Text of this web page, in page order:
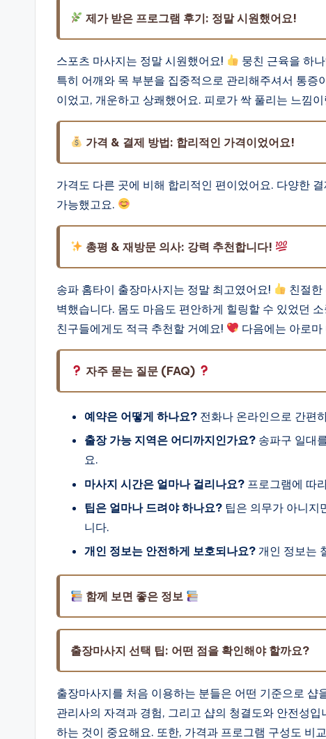
제가 받은 프로그램 후기: 정말 시원했어요!
스포츠 마사지는 정말 시원했어요!
뭉친 근육을 하
특히 어깨와 목 부분을 집중적으로 관리해주셔서 통
이었고, 개운하고 상쾌했어요. 피로가 싹 풀리는 느낌
가격 & 결제 방법: 합리적인 가격이었어요!
가격도 다른 곳에 비해 합리적인 편이었어요. 다양한
가능했고요.
총평 & 재방문 의사: 강력 추천합니다!
송파 홈타이 출장마사지는 정말 최고였어요!
친절한
벽했습니다. 몸도 마음도 편안하게 힐링할 수 있었던
친구들에게도 적극 추천할 거예요!
다음에는 아로
자주 묻는 질문 (FAQ)
예약은 어떻게 하나요? 전화나 온라인으로 간편
출장 가능 지역은 어디까지인가요? 송파구 일대
요.
마사지 시간은 얼마나 걸리나요? 프로그램에 따
팁은 얼마나 드려야 하나요? 팁은 의무가 아니지
니다.
개인 정보는 안전하게 보호되나요? 개인 정보는
함께 보면 좋은 정보
출장마사지 선택 팁: 어떤 점을 확인해야 할까요?
출장마사지를 처음 이용하는 분들은 어떤 기준으로
관리사의 자격과 경험, 그리고 샵의 청결도와 안전성
하는 것이 중요해요. 또한, 가격과 프로그램 구성도 비